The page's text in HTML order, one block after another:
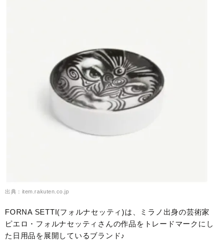
出典：item.rakuten.co.jp
FORNA SETTI(フォルナセッティ)は、ミラノ出身の芸術家
ピエロ・フォルナセッティさんの作品をトレードマークにし
た日用品を展開しているブランド♪